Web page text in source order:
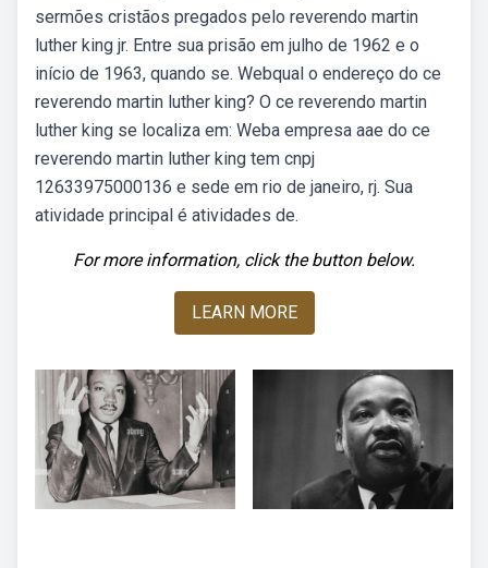
sermões cristãos pregados pelo reverendo martin
luther king jr. Entre sua prisão em julho de 1962 e o
início de 1963, quando se. Webqual o endereço do ce
reverendo martin luther king? O ce reverendo martin
luther king se localiza em: Weba empresa aae do ce
reverendo martin luther king tem cnpj
12633975000136 e sede em rio de janeiro, rj. Sua
atividade principal é atividades de.
For more information, click the button below.
LEARN MORE